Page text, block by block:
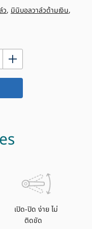
ว, มินิบอลวาล์วด้ามเงิน,
เปิด-ปิด ง่าย ไม่
ติดขัด